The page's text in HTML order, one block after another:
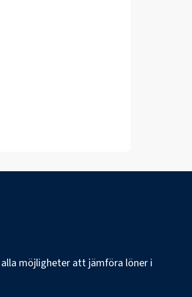
möjligheter att jämföra löner i